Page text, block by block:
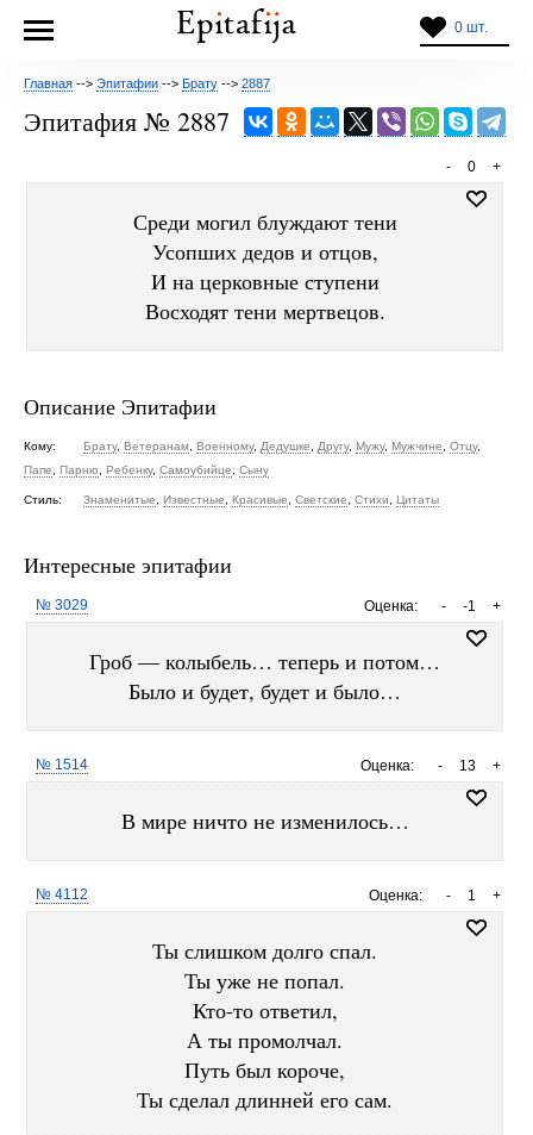
0 шт.
Главная --> Эпитафии --> Брату --> 2887
Эпитафия № 2887
+
0
-
Среди могил блуждают тени
Усопших дедов и отцов,
И на церковные ступени
Восходят тени мертвецов.
Описание Эпитафии
Кому: Брату, Ветеранам Военному, Дедушке Другу, Мужу, Мужчине Отцу,
Папе
Парню Ребенку, Самоубийце Сыну
Стиль: Знаменитые Известные Красивые Светские Стихи Цитаты
Интересные эпитафии
Оценка: +
-1
-
№ 3029
Гроб — колыбель… теперь и потом…
Было и будет, будет и было…
Оценка: +
13
-
№ 1514
В мире ничто не изменилось…
Оценка: +
1
-
№ 4112
Ты слишком долго спал.
Ты уже не попал.
Кто-то ответил,
А ты промолчал.
Путь был короче,
Ты сделал длинней его сам.